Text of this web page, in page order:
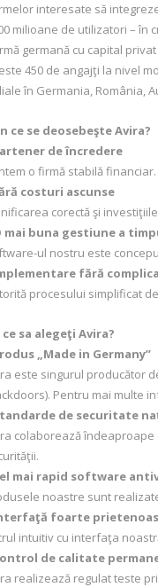
interesate să
milioane de utilizatori – în
germană cu capital
450 de angajţi la nivel
în Germania, România,
ce se deosebeşte Avira?
de încredere
o firmă stabilă
costuri ascunse
corectă şi
mai buna gestiune a
ul nostru este
fără
procesului simplificat
ce sa alegeţi Avira?
„Made in Germany”
este singurul producător
Pentru mai multe
de securitate
colaborează
mai rapid software
noastre sunt
foarte
intuitiv cu interfaţa
de calitate
realizează regulat teste